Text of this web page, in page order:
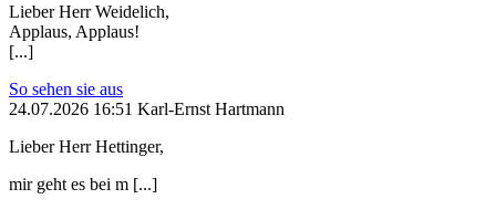
Lieber Herr Weidelich,
Applaus, Applaus!
[...]
So sehen sie aus
24.07.2026 16:51 Karl-Ernst Hartmann
Lieber Herr Hettinger,
mir geht es bei m [...]